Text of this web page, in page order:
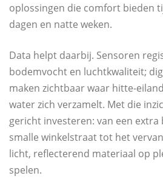
oplossingen die comfort bieden
dagen en natte weken.
Data helpt daarbij. Sensoren
bodemvocht en luchtkwaliteit;
maken zichtbaar waar hitte-
water zich verzamelt. Met die
gericht investeren: van een
smalle winkelstraat tot het
licht, reflecterend materiaal op
spelen.